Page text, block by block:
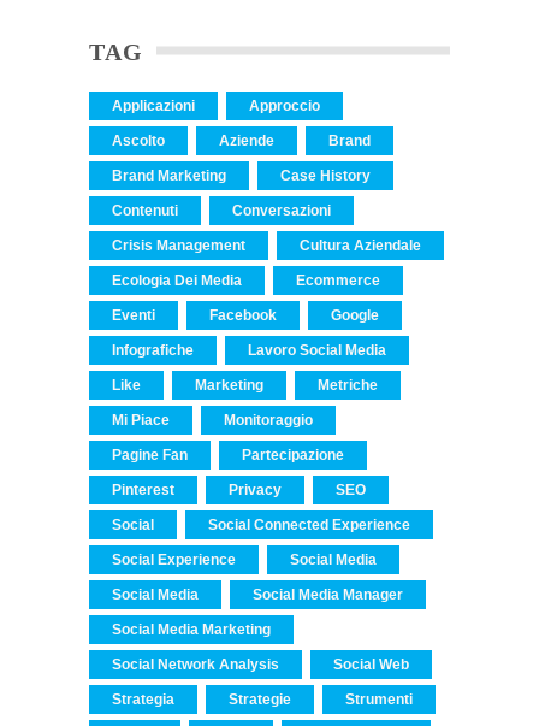
TAG
Applicazioni Approccio
Ascolto Aziende Brand
Brand Marketing Case History
Contenuti Conversazioni
Crisis Management Cultura Aziendale
Ecologia Dei Media Ecommerce
Eventi Facebook Google
Infografiche Lavoro Social Media
Like Marketing Metriche
Mi Piace Monitoraggio
Pagine Fan Partecipazione
Pinterest Privacy SEO
Social Social Connected Experience
Social Experience Social Media
Social Media Social Media Manager
Social Media Marketing
Social Network Analysis Social Web
Strategia Strategie Strumenti